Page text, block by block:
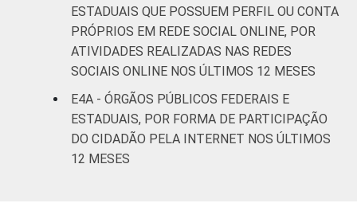
ESTADUAIS QUE POSSUEM PERFIL OU CONTA
PRÓPRIOS EM REDE SOCIAL ONLINE, POR
ATIVIDADES REALIZADAS NAS REDES
SOCIAIS ONLINE NOS ÚLTIMOS 12 MESES
E4A - ÓRGÃOS PÚBLICOS FEDERAIS E
ESTADUAIS, POR FORMA DE PARTICIPAÇÃO
DO CIDADÃO PELA INTERNET NOS ÚLTIMOS
12 MESES